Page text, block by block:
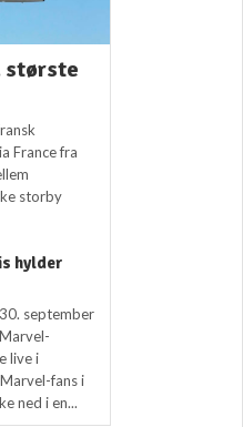
største
France fra
storby
hylder
september
live i
fans i
ned i en...